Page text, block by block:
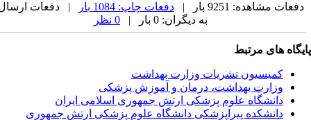
مشاهده: 9251 بار | دفعات چاپ: 1084 بار
| دفعات ارسال
به دیگران: 0 بار |
های مرتبط
کمیسیون نشریات وزارت بهداشت
وزارت بهداشت، درمان و آموزش پزشکی
دانشگاه علوم پزشکی ارتش جمهوری اسلامی ایران
دانشکده پیراپزشکی دانشگاه علوم پزشکی ارتش جمهوری